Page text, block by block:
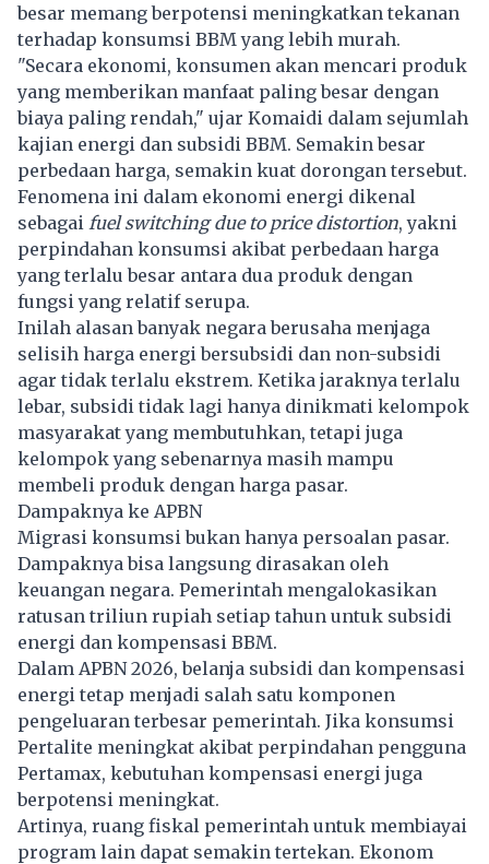
besar memang berpotensi meningkatkan tekanan
terhadap konsumsi BBM yang lebih murah.
"Secara ekonomi, konsumen akan mencari produk
yang memberikan manfaat paling besar dengan
biaya paling rendah," ujar Komaidi dalam sejumlah
kajian energi dan subsidi BBM. Semakin besar
perbedaan harga, semakin kuat dorongan tersebut.
Fenomena ini dalam ekonomi energi dikenal
sebagai fuel switching due to price distortion, yakni
perpindahan konsumsi akibat perbedaan harga
yang terlalu besar antara dua produk dengan
fungsi yang relatif serupa.
Inilah alasan banyak negara berusaha menjaga
selisih harga energi bersubsidi dan non-subsidi
agar tidak terlalu ekstrem. Ketika jaraknya terlalu
lebar, subsidi tidak lagi hanya dinikmati kelompok
masyarakat yang membutuhkan, tetapi juga
kelompok yang sebenarnya masih mampu
membeli produk dengan harga pasar.
Dampaknya ke APBN
Migrasi konsumsi bukan hanya persoalan pasar.
Dampaknya bisa langsung dirasakan oleh
keuangan negara. Pemerintah mengalokasikan
ratusan triliun rupiah setiap tahun untuk subsidi
energi dan kompensasi BBM.
Dalam APBN 2026, belanja subsidi dan kompensasi
energi tetap menjadi salah satu komponen
pengeluaran terbesar pemerintah. Jika konsumsi
Pertalite meningkat akibat perpindahan pengguna
Pertamax, kebutuhan kompensasi energi juga
berpotensi meningkat.
Artinya, ruang fiskal pemerintah untuk membiayai
program lain dapat semakin tertekan. Ekonom